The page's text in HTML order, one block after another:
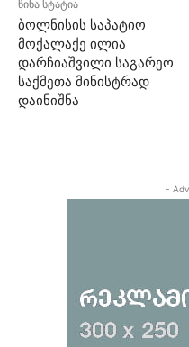
წინა სტატია
ბოლნისის საპატიო
მოქალაქე ილია
დარჩიაშვილი საგარეო
საქმეთა მინისტრად
დაინიშნა
-